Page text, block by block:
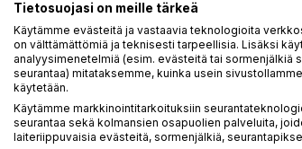
KUVAUS
Tämän teoksen kirjoittaja on
aiheista tarinaa kertoo
yleistä koiratietoutta. Kirja
KIRJAILIJA
Tietosuojasi on meille tärkeä
Käytämme evästeitä ja vastaavia teknologioita
on välttämättömiä ja teknisesti tarpeellisia. Lisäksi
analyysimenetelmiä (esim. evästeitä tai sormenjälkiä
seurantaa) mitataksemme, kuinka usein
käytetään.
Käytämme markkinointitarkoituksiin
seurantaa sekä kolmansien osapuolien palveluita,
laiteriippuvaisia evästeitä, sormenjälkiä,